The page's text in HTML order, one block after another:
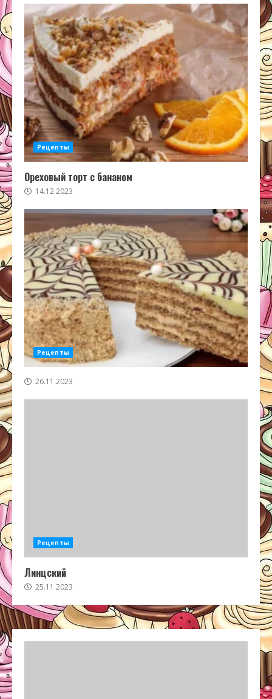
Рецепты
Ореховый торт с бананом
14.12.2023
Рецепты
26.11.2023
Рецепты
Линцский
25.11.2023